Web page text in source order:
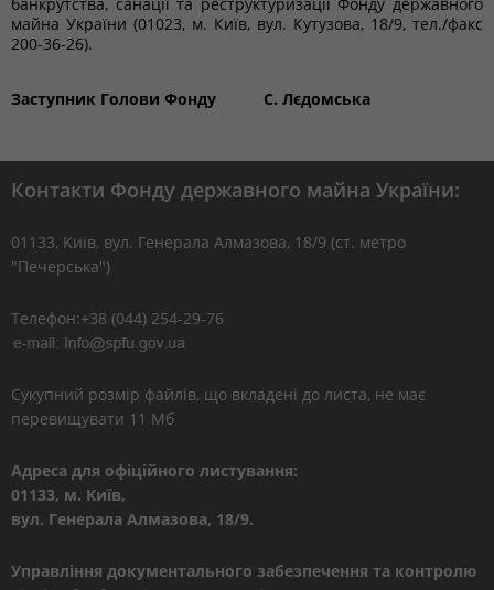
майна України (01023, м. Київ, вул. Кутузова, 18/9, тел./факс
200-36-26).
Заступник Голови Фонду С. Лєдомська
Контакти Фонду державного майна України:
01133, Kиїв, вул. Генерала Алмазова, 18/9 (ст. метро
"Печерська")
Телефон:+38 (044) 254-29-76
Сукупний розмір файлів, що вкладені до листа, не має
перевищувати 11 Мб
Адреса для офіційного листування:
01133, м. Київ,
вул. Генерала Алмазова, 18/9.
Управління документального забезпечення та контролю